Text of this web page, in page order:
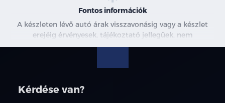
Fontos információk
A készleten lévő autó árak visszavonásig vagy a készlet
erejéig érvényesek, tájékoztató jellegűek, nem
minősülnek ajánlattételnek, a képek csak illusztrációk. A
információkért kérjen árajánlatot vagy vegye fel velünk a
kérjük, érdeklődjön munkatársainknál. A meghirdetett
Kérdése van?